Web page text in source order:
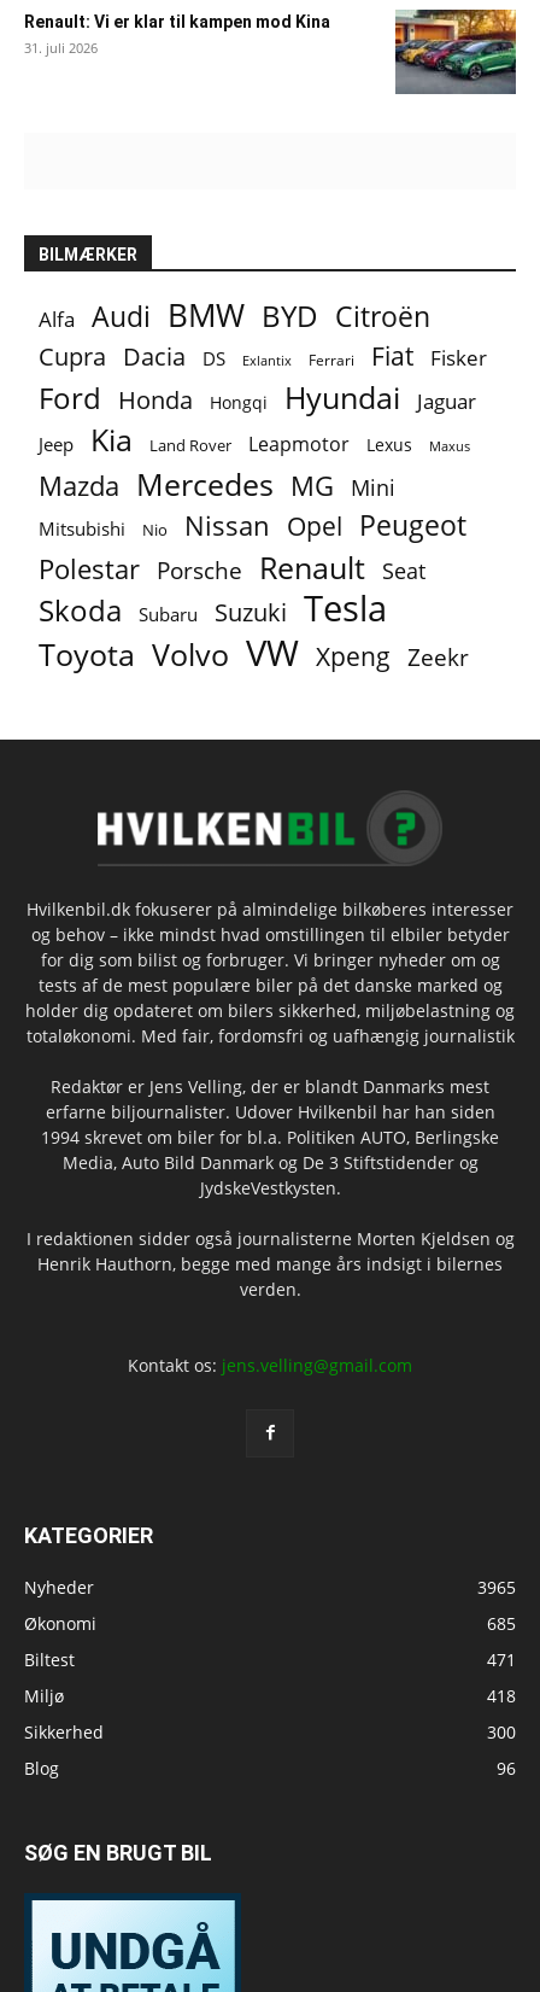
Renault: Vi er klar til kampen mod Kina
31. juli 2026
BILMÆRKER
Alfa Audi BMW BYD Citroën
Cupra Dacia DS Exlantix Ferrari Fiat Fisker
Ford Honda Hongqi Hyundai Jaguar
Jeep Kia Land Rover Leapmotor Lexus Maxus
Mazda Mercedes MG Mini
Mitsubishi Nio Nissan Opel Peugeot
Polestar Porsche Renault Seat
Skoda Subaru Suzuki Tesla
Toyota Volvo VW Xpeng Zeekr
Hvilkenbil.dk fokuserer på almindelige bilkøberes interesser
og behov – ikke mindst hvad omstillingen til elbiler betyder
for dig som bilist og forbruger. Vi bringer nyheder om og
tests af de mest populære biler på det danske marked og
holder dig opdateret om bilers sikkerhed, miljøbelastning og
totaløkonomi. Med fair, fordomsfri og uafhængig journalistik
Redaktør er Jens Velling, der er blandt Danmarks mest
erfarne biljournalister. Udover Hvilkenbil har han siden
1994 skrevet om biler for bl.a. Politiken AUTO, Berlingske
Media, Auto Bild Danmark og De 3 Stiftstidender og
JydskeVestkysten.
I redaktionen sidder også journalisterne Morten Kjeldsen og
Henrik Hauthorn, begge med mange års indsigt i bilernes
verden.
Kontakt os: jens.velling@gmail.com
KATEGORIER
Nyheder
3965
Økonomi
685
Biltest
471
Miljø
418
Sikkerhed
300
Blog
96
SØG EN BRUGT BIL